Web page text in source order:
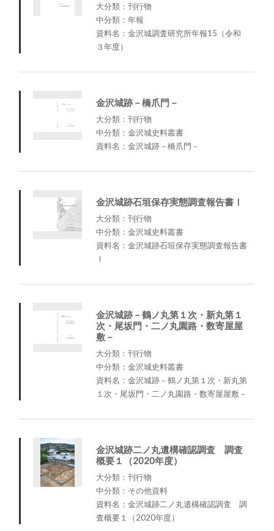
大分類：刊行物
中分類：年報
資料名：金沢城調査研究所年報15（令和
３年度）
金沢城跡－橋爪門－
大分類：刊行物
中分類：金沢城史料叢書
資料名：金沢城跡－橋爪門－
金沢城跡石垣保存実態調査報告書Ⅰ
大分類：刊行物
中分類：金沢城史料叢書
資料名：金沢城跡石垣保存実態調査報告書
Ⅰ
金沢城跡－鶴ノ丸第１次・新丸第１
次・尾坂門・二ノ丸園路・数寄屋屋
敷－
大分類：刊行物
中分類：金沢城史料叢書
資料名：金沢城跡－鶴ノ丸第１次・新丸第
１次・尾坂門・二ノ丸園路・数寄屋屋敷－
金沢城跡二ノ丸遺構確認調査 調査
概要１（2020年度）
大分類：刊行物
中分類：その他資料
資料名：金沢城跡二ノ丸遺構確認調査 調
査概要１（2020年度）